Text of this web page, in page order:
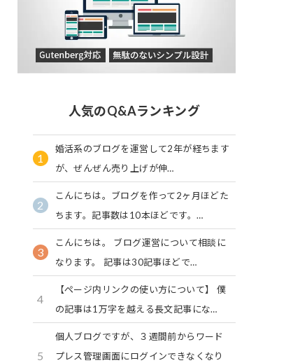
人気のQ&Aランキング
1
婚活系のブログを運営して2年が経ちます
が、ぜんぜん売り上げが伸…
2
こんにちは。ブログを作って2ヶ月ほどた
ちます。記事数は10本ほどです。…
3
こんにちは。 ブログ運営について相談に
なります。 記事は30記事ほどで…
4
【ページ内リンクの使い方について】 僕
の記事は1万字を越える長文記事にな…
5
個人ブログですが、３週間前からワード
プレス管理画面にログインできなくなり